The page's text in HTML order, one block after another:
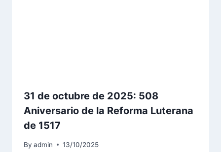
31 de octubre de 2025: 508
Aniversario de la Reforma Luterana
de 1517
By admin 13/10/2025